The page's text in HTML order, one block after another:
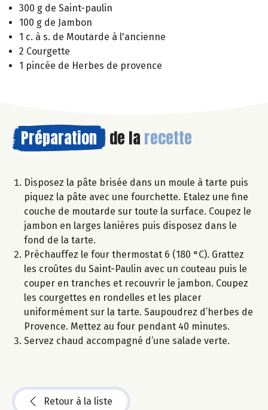
300 g de Saint-paulin
100 g de Jambon
1 c. à s. de Moutarde à l'ancienne
2 Courgette
1 pincée de Herbes de provence
Préparation de la recette
Disposez la pâte brisée dans un moule à tarte puis
piquez la pâte avec une fourchette. Etalez une fine
couche de moutarde sur toute la surface. Coupez le
jambon en larges lanières puis disposez dans le
fond de la tarte.
Préchauffez le four thermostat 6 (180 °C). Grattez
les croûtes du Saint-Paulin avec un couteau puis le
couper en tranches et recouvrir le jambon. Coupez
les courgettes en rondelles et les placer
uniformément sur la tarte. Saupoudrez d’herbes de
Provence. Mettez au four pendant 40 minutes.
Servez chaud accompagné d’une salade verte.
Retour à la liste